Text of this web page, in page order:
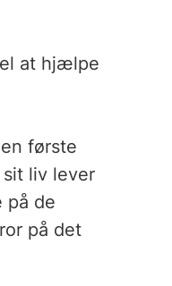
at hjælpe
første
liv lever
på de
på det